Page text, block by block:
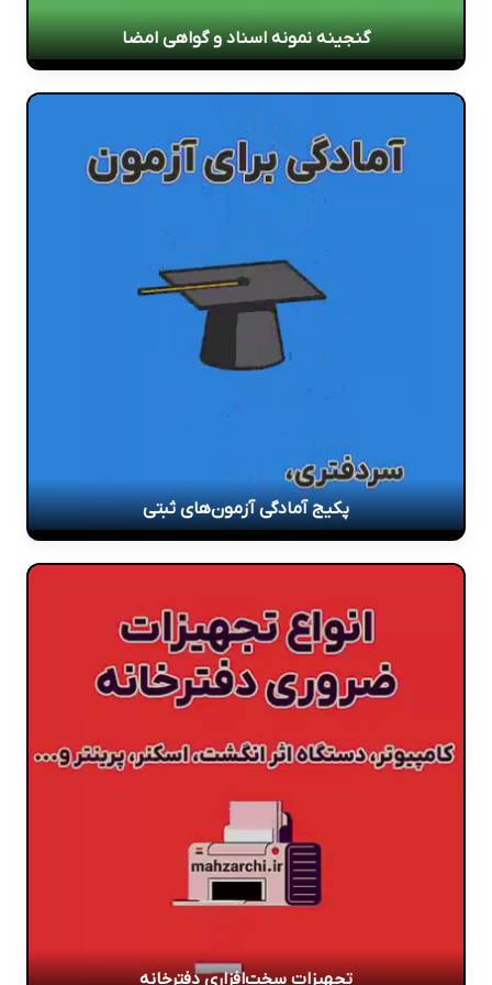
گنجینه نمونه اسناد و گواهی امضا
پکیج آمادگی آزمون‌های ثبتی
تجهیزات سخت‌افزاری دفترخانه